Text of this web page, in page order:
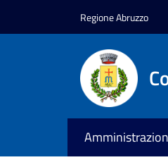
Regione Abruzzo